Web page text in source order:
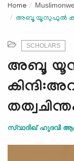
g
l
a
v
i
a
i
o
Home
അബൂ യൂസുഫുൽ
SCHOLARS
അബൂ
സ്വാദിഖ് ഹുദവി